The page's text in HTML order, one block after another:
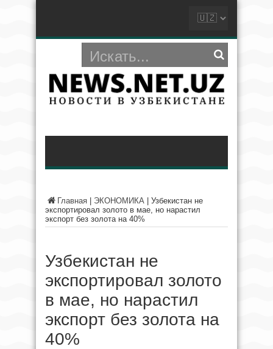
Главная ЭКОНОМИКА
Узбекистан не
экспортировал золото в мае, но нарастил
экспорт без золота на 40%
Узбекистан не
экспортировал золото
в мае, но нарастил
экспорт без золота на
40%